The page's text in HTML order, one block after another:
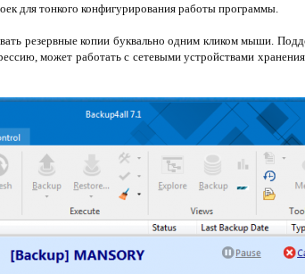
для тонкого конфигурирования работы программы.
резервные копии буквально одним кликом мыши.
может работать с сетевыми устройствами